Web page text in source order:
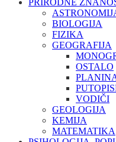
PRIRODNE
BIOLOGIJA
FIZIKA
GEOGRAFIJA
OSTALO
VODIČI
GEOLOGIJA
KEMIJA
MATEMATIKA